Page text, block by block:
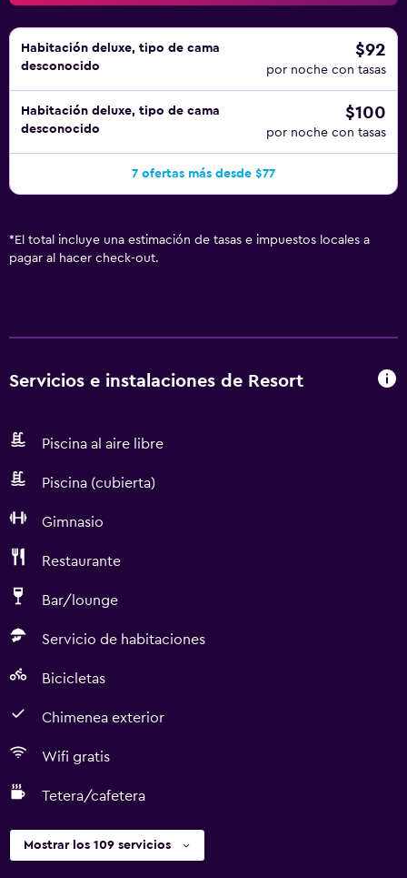
Habitación deluxe, tipo de cama
desconocido
$92
por noche con tasas
Habitación deluxe, tipo de cama
desconocido
$100
por noche con tasas
7 ofertas más desde $77
* El total incluye una estimación de tasas e impuestos locales a
pagar al hacer check-out.
Servicios e instalaciones de Resort
Piscina al aire libre
Piscina (cubierta)
Gimnasio
Restaurante
Bar/lounge
Servicio de habitaciones
Bicicletas
Chimenea exterior
Wifi gratis
Tetera/cafetera
Mostrar los 109 servicios